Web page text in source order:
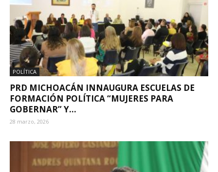
POLÍTICA
PRD MICHOACÁN INNAUGURA ESCUELAS DE
FORMACIÓN POLÍTICA “MUJERES PARA
GOBERNAR” Y...
28 marzo, 2026